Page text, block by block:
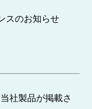
スのお知らせ
社製品が掲載さ